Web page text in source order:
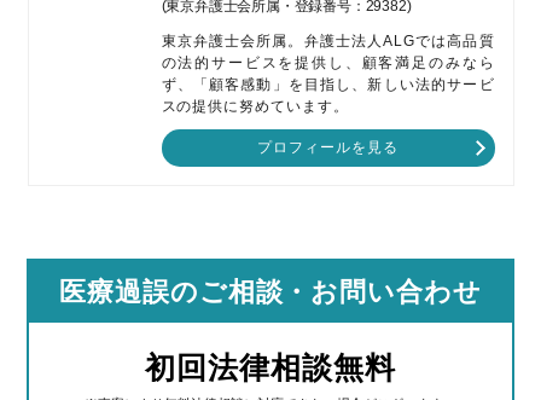
(東京弁護士会所属・登録番号：29382)
東京弁護士会所属。弁護士法人ALGでは高品質
の法的サービスを提供し、顧客満足のみなら
ず、「顧客感動」を目指し、新しい法的サービ
スの提供に努めています。
プロフィールを見る
医療過誤のご相談 ・お問い合わせ
初回法律相談無料